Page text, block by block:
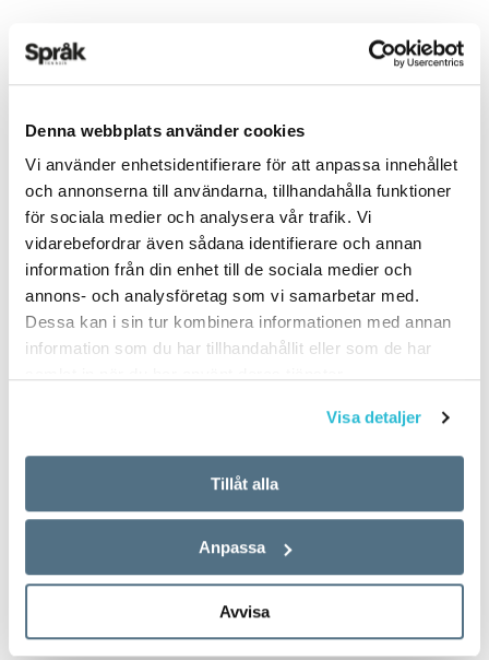
Denna webbplats använder cookies
Vi använder enhetsidentifierare för att anpassa innehållet
och annonserna till användarna, tillhandahålla funktioner
för sociala medier och analysera vår trafik. Vi
vidarebefordrar även sådana identifierare och annan
information från din enhet till de sociala medier och
annons- och analysföretag som vi samarbetar med.
Dessa kan i sin tur kombinera informationen med annan
information som du har tillhandahållit eller som de har
Visa detaljer
Tillåt alla
Anpassa
Avvisa